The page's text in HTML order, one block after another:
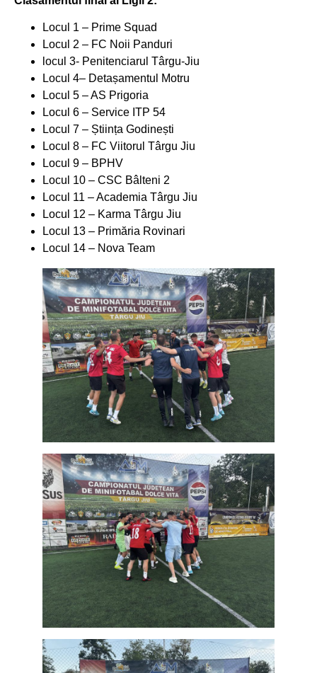
Locul 1 – Prime Squad
Locul 2 – FC Noii Panduri
locul 3- Penitenciarul Târgu-Jiu
Locul 4– Detașamentul Motru
Locul 5 – AS Prigoria
Locul 6 – Service ITP 54
Locul 7 – Știința Godinești
Locul 8 – FC Viitorul Târgu Jiu
Locul 9 – BPHV
Locul 10 – CSC Bâlteni 2
Locul 11 – Academia Târgu Jiu
Locul 12 – Karma Târgu Jiu
Locul 13 – Primăria Rovinari
Locul 14 – Nova Team